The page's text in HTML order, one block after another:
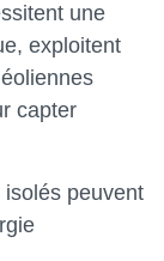
une
exploitent
capter
isolés peuvent